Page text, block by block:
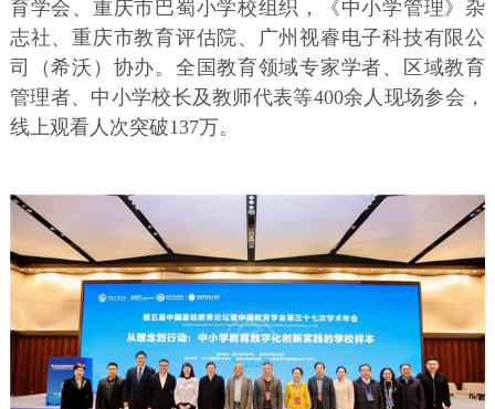
育学会、重庆市巴蜀小学校组织，《中小学管理》杂
志社、重庆市教育评估院、广州视睿电子科技有限公
司（希沃）协办。全国教育领域专家学者、区域教育
管理者、中小学校长及教师代表等400余人现场参会，
线上观看人次突破137万。